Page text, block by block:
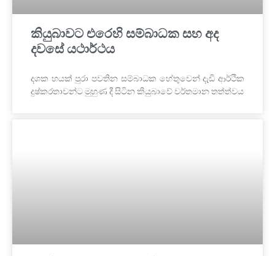
කියුබාවට එරෙහි සම්බාධක සහ අද
දවසේ යථාර්ථය
දශක හයක් පුරා පවතින සම්බාධක හේතුවෙන් දැඩි ආර්ථික
දුෂ්කරතාවන්ට මුහුණ දී සිටින කියුබාවේ වර්තමාන තත්ත්වය